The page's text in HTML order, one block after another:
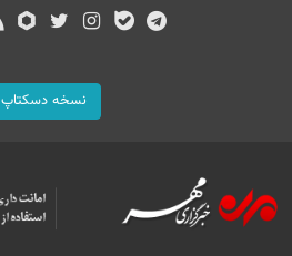
نسخه دسکتاپ